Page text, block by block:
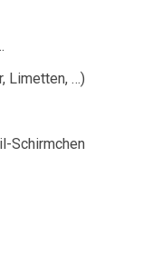
Limetten, …)
Schirmchen